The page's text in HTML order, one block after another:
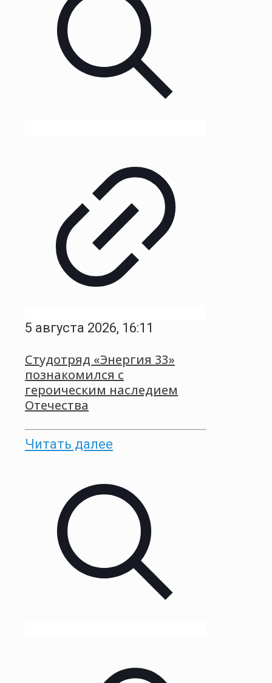
5 августа 2026, 16:11
Студотряд «Энергия 33»
познакомился с
героическим наследием
Отечества
Читать далее